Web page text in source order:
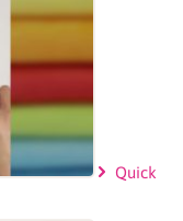
Quick